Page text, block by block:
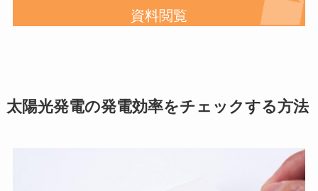
資料閲覧
太陽光発電の発電効率をチェックする方法